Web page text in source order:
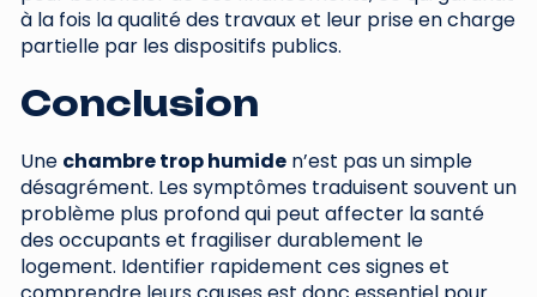
à la fois la qualité des travaux et leur prise en charge
partielle par les dispositifs publics.
Conclusion
Une chambre trop humide n’est pas un simple
désagrément. Les symptômes traduisent souvent un
problème plus profond qui peut affecter la santé
des occupants et fragiliser durablement le
logement. Identifier rapidement ces signes et